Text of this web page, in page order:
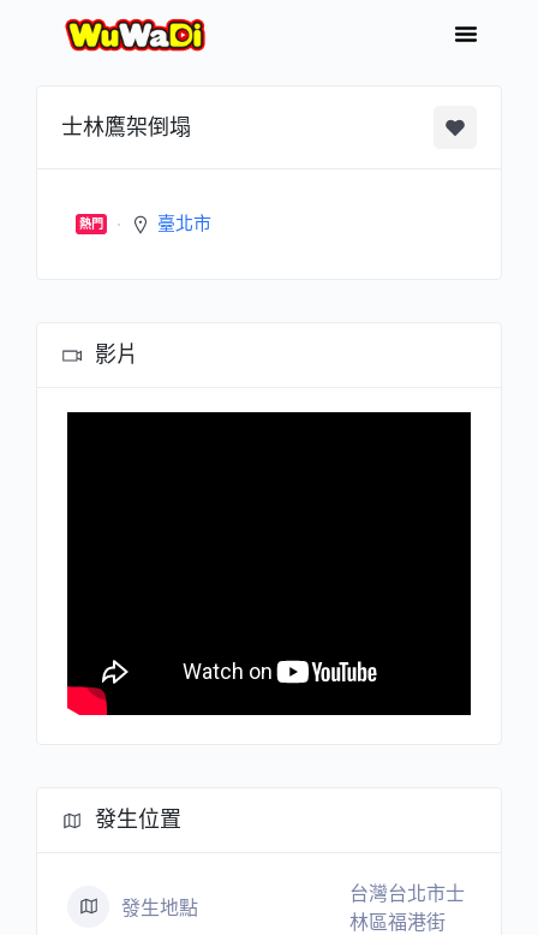
士林鷹架倒塌
熱門 臺北市
影片
發生位置
發生地點
台灣台北市士
林區福港街